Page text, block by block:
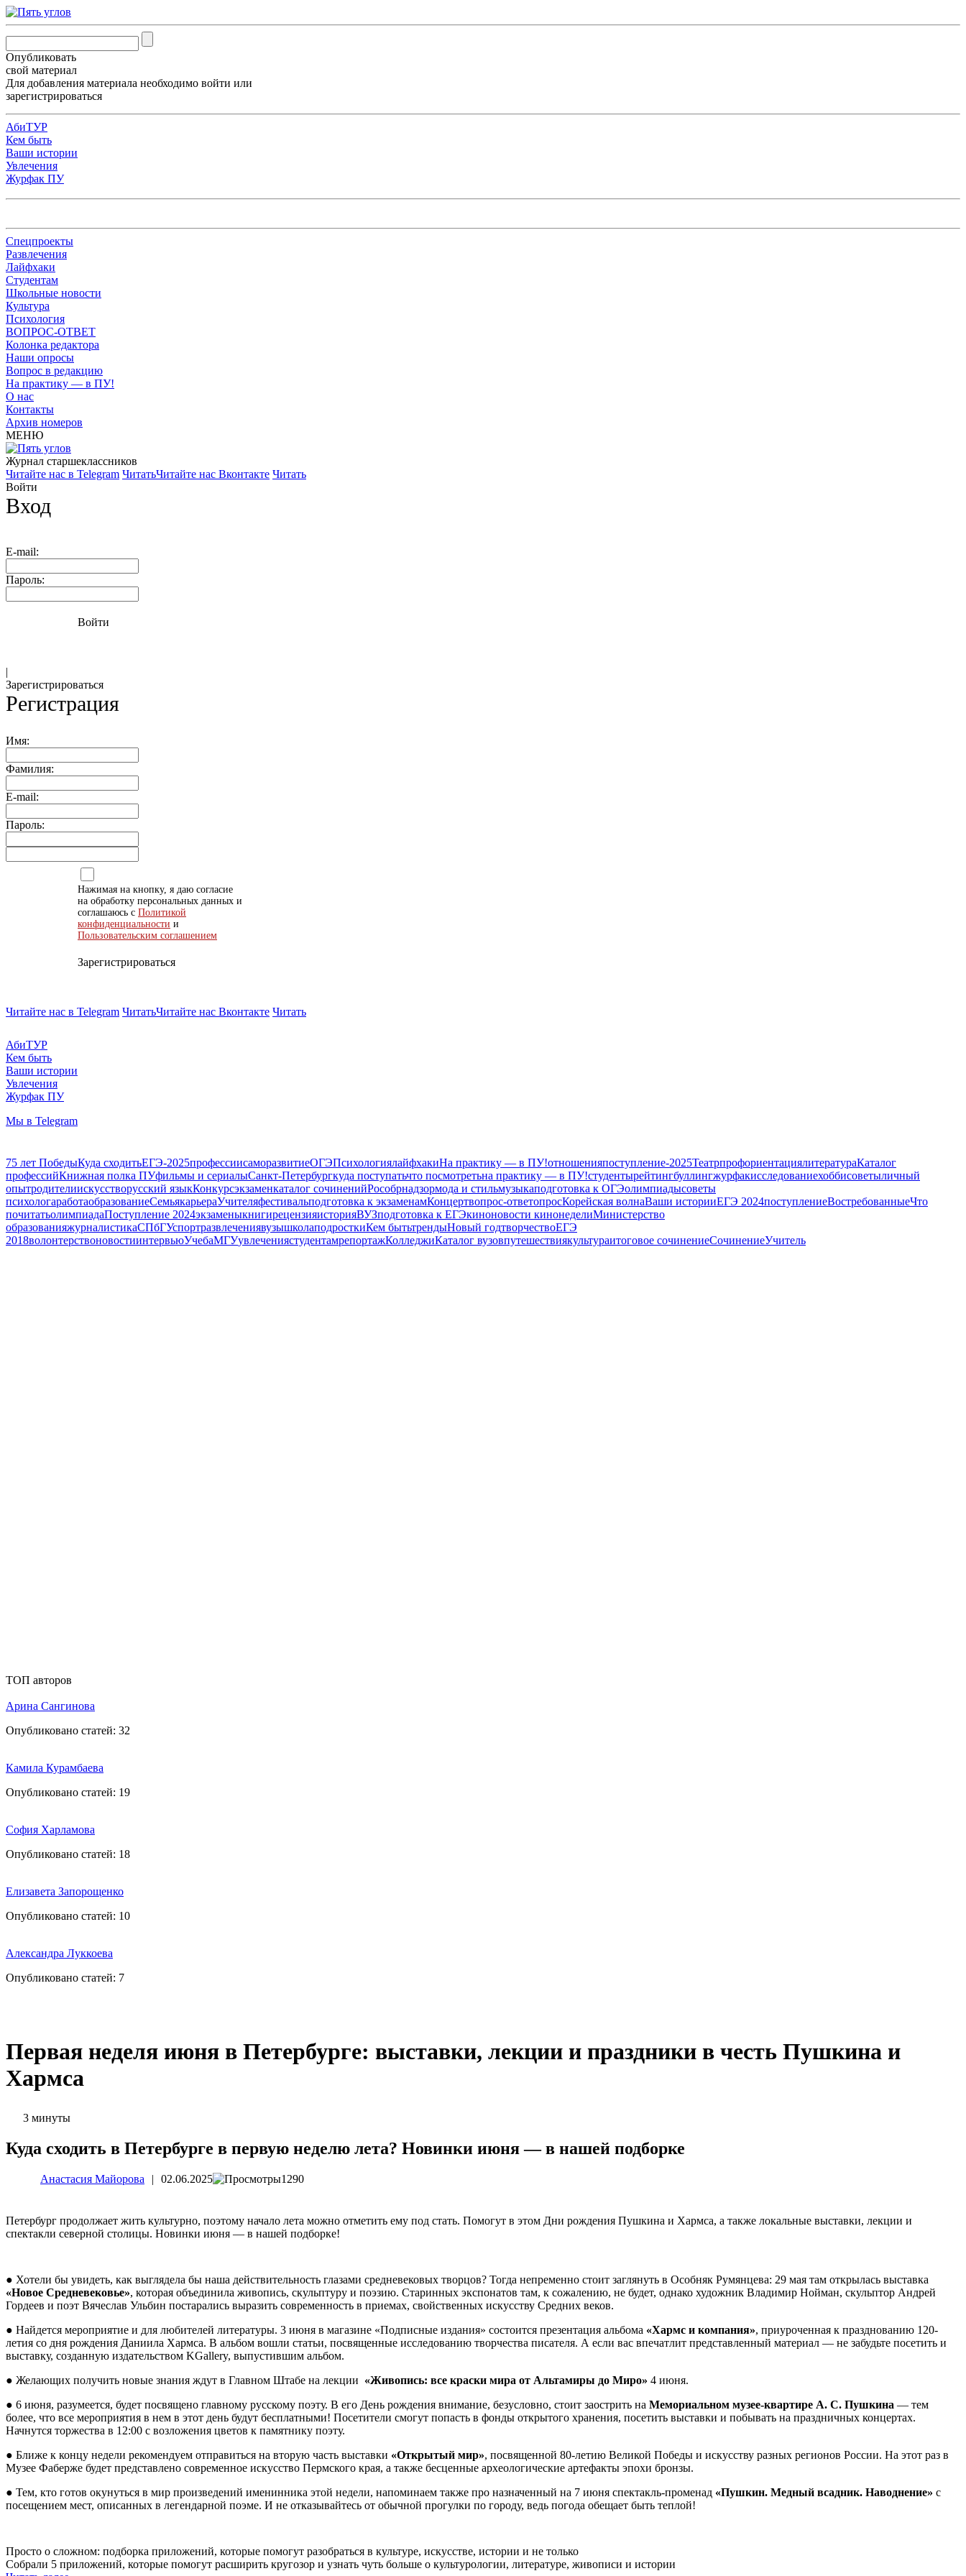
Опубликовать
свой материал
Для добавления материала необходимо войти или
зарегистрироваться
АбиТУР
Кем быть
Ваши истории
Увлечения
Журфак ПУ
Спецпроекты
Развлечения
Лайфхаки
Студентам
Школьные новости
Культура
Психология
ВОПРОС-ОТВЕТ
Колонка редактора
Наши опросы
Вопрос в редакцию
На практику — в ПУ!
О нас
Контакты
Архив номеров
МЕНЮ
Журнал старшекласcников
Читайте нас в Telegram ЧитатьЧитайте нас Вконтакте Читать
Войти
Вход
E-mail:
Пароль:
Войти
|
Зарегистрироваться
Регистрация
Имя:
Фамилия:
E-mail:
Пароль:
Нажимая на кнопку, я даю согласие
на обработку персональных данных и
соглашаюсь с Политикой
конфиденциальности и
Пользовательским соглашением
Зарегистрироваться
Читайте нас в Telegram ЧитатьЧитайте нас Вконтакте Читать
АбиТУР
Кем быть
Ваши истории
Увлечения
Журфак ПУ
Мы в Telegram
75 лет ПобедыКуда сходитьЕГЭ-2025профессиисаморазвитиеОГЭПсихологиялайфхакиНа практику — в ПУ!отношенияпоступление-2025ТеатрпрофориентациялитератураКаталог
профессийКнижная полка ПУфильмы и сериалыСанкт-Петербургкуда поступатьчто посмотретьна практику — в ПУ!студентырейтингбуллингжурфакисследованиехоббисоветыличный
опытродителиискусстворусский языкКонкурсэкзаменкаталог сочиненийРособрнадзормода и стильмузыкаподготовка к ОГЭолимпиадысоветы
психологаработаобразованиеСемьякарьераУчителяфестивальподготовка к экзаменамКонцертвопрос-ответопросКорейская волнаВаши историиЕГЭ 2024поступлениеВостребованныеЧто
почитатьолимпиадаПоступление 2024экзаменыкнигирецензияисторияВУЗподготовка к ЕГЭкиноновости кинонеделиМинистерство
образованияжурналистикаСПбГУспортразвлечениявузышколаподросткиКем бытьтрендыНовый годтворчествоЕГЭ
2018волонтерствоновостиинтервьюУчебаМГУувлечениястудентамрепортажКолледжиКаталог вузовпутешествиякультураитоговое сочинениеСочинениеУчитель
ТОП авторов
Арина Сангинова
Опубликовано статей: 32
Камила Курамбаева
Опубликовано статей: 19
София Харламова
Опубликовано статей: 18
Елизавета Запорощенко
Опубликовано статей: 10
Александра Луккоева
Опубликовано статей: 7
Первая неделя июня в Петербурге: выставки, лекции и праздники в честь Пушкина и
Хармса
3 минуты
Куда сходить в Петербурге в первую неделю лета? Новинки июня — в нашей подборке
Анастасия Майорова | 02.06.2025 1290
Петербург продолжает жить культурно, поэтому начало лета можно отметить ему под стать. Помогут в этом Дни рождения Пушкина и Хармса, а также локальные выставки, лекции и
спектакли северной столицы. Новинки июня — в нашей подборке!
● Хотели бы увидеть, как выглядела бы наша действительность глазами средневековых творцов? Тогда непременно стоит заглянуть в Особняк Румянцева: 29 мая там открылась выставка
«‎Новое Средневековье»‎, которая объединила живопись, скульптуру и поэзию. Старинных экспонатов там, к сожалению, не будет, однако художник Владимир Нойман, скульптор Андрей
Гордеев и поэт Вячеслав Ульбин постарались выразить современность в приемах, свойственных искусству Средних веков.
● Найдется мероприятие и для любителей литературы. 3 июня в магазине «Подписные издания» состоится презентация альбома «‎Хармс и компания»‎, приуроченная к празднованию 120-
летия со дня рождения Даниила Хармса. В альбом вошли статьи, посвященные исследованию творчества писателя. А если вас впечатлит представленный материал — не забудьте посетить и
выставку, созданную издательством KGallery, выпустившим альбом.
● Желающих получить новые знания ждут в Главном Штабе на лекции «Живопись: все краски мира от Альтамиры до Миро» 4 июня.
● 6 июня, разумеется, будет посвящено главному русскому поэту. В его День рождения внимание, безусловно, стоит заострить на Мемориальном музее-квартире А. С. Пушкина — тем
более, что все мероприятия в нем в этот день будут бесплатными! Посетители смогут попасть в фонды открытого хранения, посетить выставки и побывать на праздничных концертах.
Начнутся торжества в 12:00 с возложения цветов к памятнику поэту.
● Ближе к концу недели рекомендуем отправиться на вторую часть выставки «Открытый мир», посвященной 80-летию Великой Победы и искусству разных регионов России. На этот раз в
Музее Фаберже будет представлено современное искусство Пермского края, а также бесценные археологические артефакты эпохи бронзы.
● Тем, кто готов окунуться в мир произведений именинника этой недели, напоминаем также про назначенный на 7 июня спектакль-променад «Пушкин. Медный всадник. Наводнение» с
посещением мест, описанных в легендарной поэме. И не отказывайтесь от обычной прогулки по городу, ведь погода обещает быть теплой!
Просто о сложном: подборка приложений, которые помогут разобраться в культуре, искусстве, истории и не только
Собрали 5 приложений, которые помогут расширить кругозор и узнать чуть больше о культурологии, литературе, живописи и истории